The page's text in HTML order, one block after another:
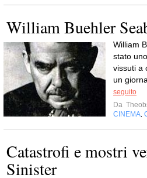
William Buehler
William
stato
vissuti a
un
seguito
Da
CINEMA
Catastrofi e mostri
Sinister